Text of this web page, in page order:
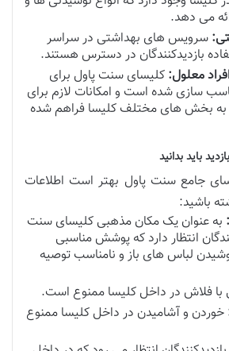
می دهد.
سرویس های بهداشتی در سراسر
بازدیدکنندگان در دسترس هستند.
معلول: کلیسای سنت پاول برای
سازی شده است و امکانات لازم برای
بخش های مختلف کلیسا فراهم شده
باید بدانید
جامع سنت پاول بهتر است اطلاعات
باشید:
به عنوان یک مکان مذهبی کلیسای سنت
انتظار دارد که پوشش مناسبی
لباس های باز و نامناسب توصیه
فلاش در داخل کلیسا ممنوع است.
خوردن و آشامیدن در داخل کلیسا ممنوع